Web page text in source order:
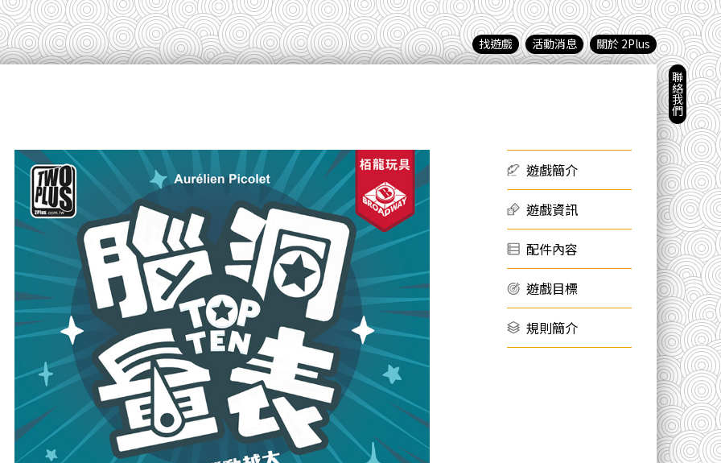
關於 2Plus
活動消息
找遊戲
聯絡我們
遊戲簡介
遊戲資訊
配件內容
遊戲目標
規則簡介